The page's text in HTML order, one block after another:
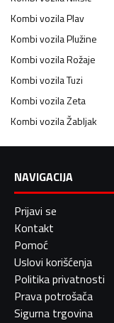
Kombi vozilaPlav
Kombi vozilaPlužine
Kombi vozilaRožaje
Kombi vozilaTuzi
Kombi vozilaZeta
Kombi vozilaŽabljak
NAVIGACIJA
Prijavi se
Kontakt
Pomoć
Uslovi korišćenja
Politika privatnosti
Prava potrošača
Sigurna trgovina